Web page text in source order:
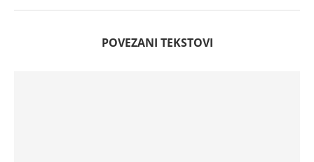
POVEZANI TEKSTOVI